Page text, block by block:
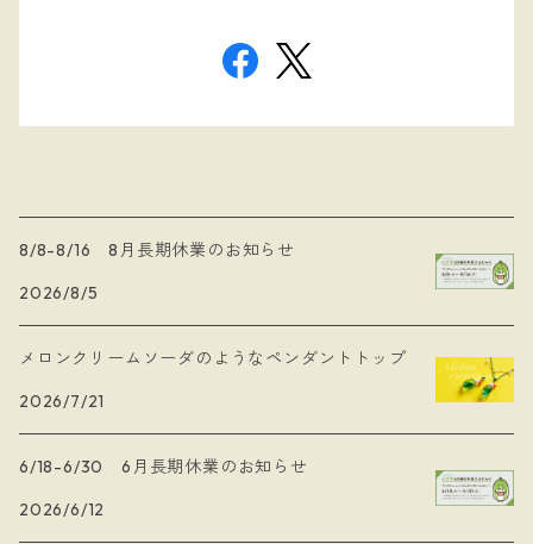
8/8-8/16 8月長期休業のお知らせ
2026/8/5
メロンクリームソーダのようなペンダントトップ
2026/7/21
6/18-6/30 6月長期休業のお知らせ
2026/6/12